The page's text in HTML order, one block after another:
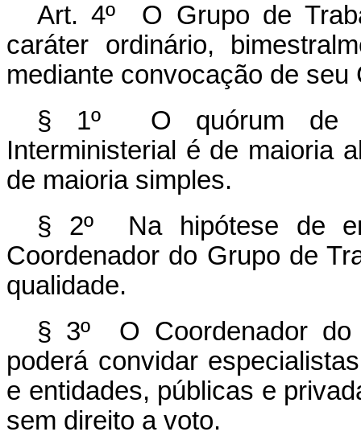
Art. 4º O Grupo de
caráter ordinário,
mediante convocação de seu
§ 1º O quórum de
Interministerial é de maioria
de maioria simples.
§ 2º Na hipótese de
Coordenador do Grupo de
qualidade.
§ 3º O Coordenador do
poderá convidar
e entidades, públicas e
sem direito a voto.